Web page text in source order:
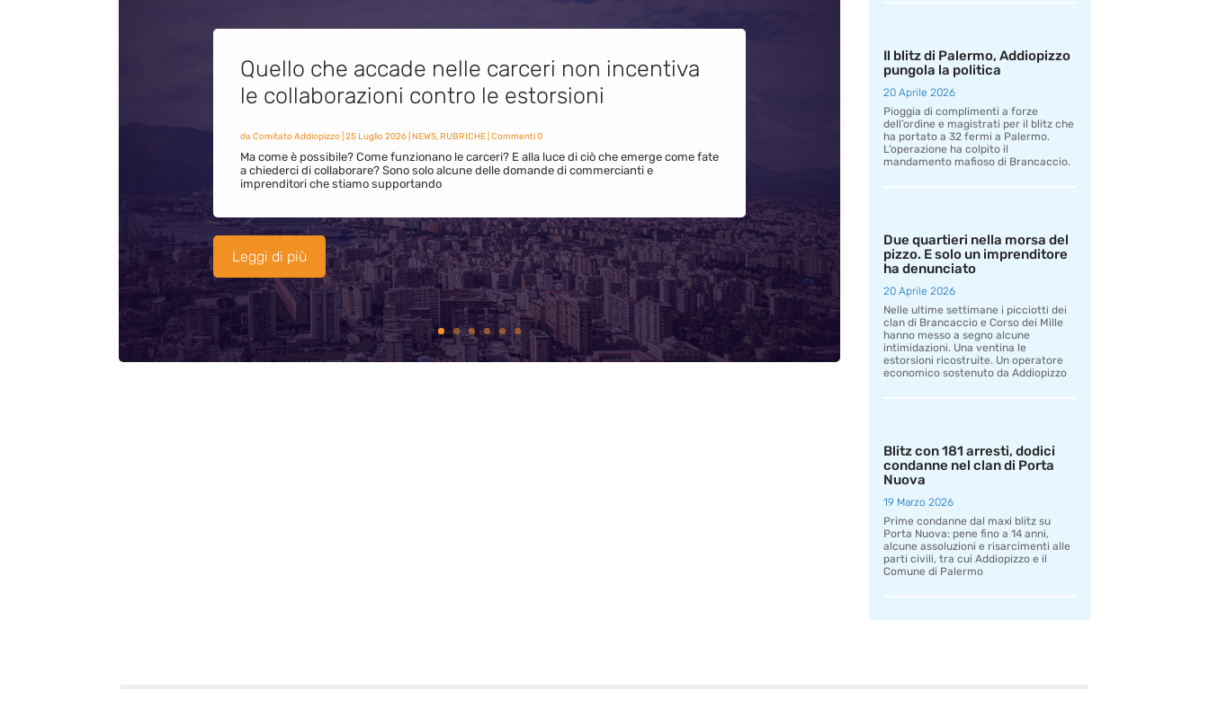
Quello che accade nelle carceri non incentiva
le collaborazioni contro le estorsioni
da Comitato Addiopizzo| 25 Luglio 2026| NEWS,RUBRICHE| Commenti 0
Ma come è possibile? Come funzionano le carceri? E alla luce di ciò che emerge come fate
a chiederci di collaborare? Sono solo alcune delle domande di commercianti e
imprenditori che stiamo supportando
Leggi di più
Il blitz di Palermo, Addiopizzo
pungola la politica
20 Aprile 2026
Pioggia di complimenti a forze
dell’ordine e magistrati per il blitz che
ha portato a 32 fermi a Palermo.
L’operazione ha colpito il
mandamento mafioso di Brancaccio.
Due quartieri nella morsa del
pizzo. E solo un imprenditore
ha denunciato
20 Aprile 2026
Nelle ultime settimane i picciotti dei
clan di Brancaccio e Corso dei Mille
hanno messo a segno alcune
intimidazioni. Una ventina le
estorsioni ricostruite. Un operatore
economico sostenuto da Addiopizzo
Blitz con 181 arresti, dodici
condanne nel clan di Porta
Nuova
19 Marzo 2026
Prime condanne dal maxi blitz su
Porta Nuova: pene fino a 14 anni,
alcune assoluzioni e risarcimenti alle
parti civili, tra cui Addiopizzo e il
Comune di Palermo